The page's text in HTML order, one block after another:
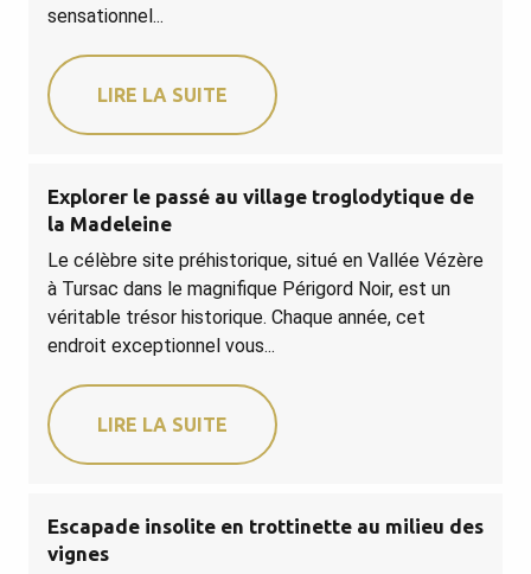
sensationnel...
LIRE LA SUITE
Explorer le passé au village troglodytique de
la Madeleine
Le célèbre site préhistorique, situé en Vallée Vézère
à Tursac dans le magnifique Périgord Noir, est un
véritable trésor historique. Chaque année, cet
endroit exceptionnel vous...
LIRE LA SUITE
Escapade insolite en trottinette au milieu des
vignes